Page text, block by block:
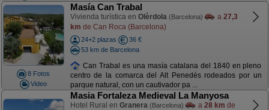
8 Fotos
Video
Masía Can Trabal
Vivienda turística en Olèrdola (Barcelona) a 27,3
km de Can Roca (Barcelona)
24+2 plazas
36 €
53 km de Barcelona
Can Trabal es una masía catalana del 1840 en pleno
centro de la comarca del Alt Penedés rodeados por un
parque natural, con un cautivador pa ...
Masia Fortaleza Medieval La Manyosa
Hotel Rural en Granera (Barcelona) a 28 km de